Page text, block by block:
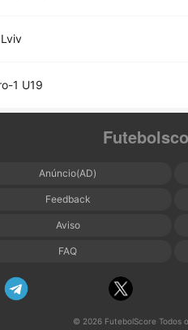
1 U19
Anúncio(AD)
Feedback
Aviso
FAQ
© 2026 FutebolScore Todos